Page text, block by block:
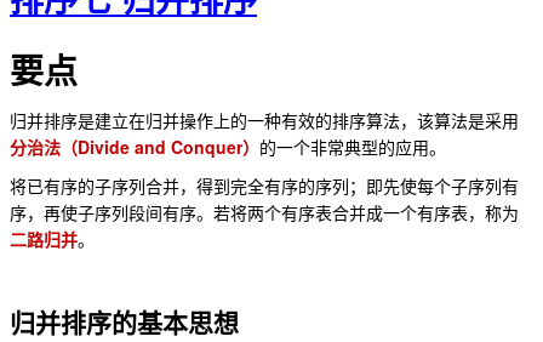
要点
归并排序是建立在归并操作上的一种有效的排序算法，该算法是采用
分治法（Divide and Conquer） 的一个非常典型的应用。
将已有序的子序列合并，得到完全有序的序列；即先使每个子序列有
序，再使子序列段间有序。若将两个有序表合并成一个有序表，称为
二路归并。
归并排序的基本思想